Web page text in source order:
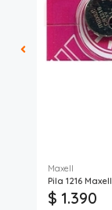
Maxell
Pila 1216 Maxell
$ 1.390